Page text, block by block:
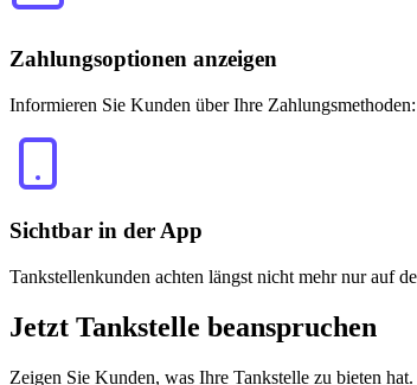
Zahlungsoptionen anzeigen
Informieren Sie Kunden über Ihre
Sichtbar in der App
Tankstellenkunden achten längst nicht mehr nur auf
Jetzt Tankstelle beanspruchen
Zeigen Sie Kunden, was Ihre Tankstelle zu bieten hat.